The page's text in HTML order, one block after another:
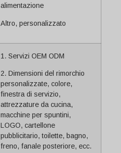
alimentazione
Altro, personalizzato
1. Servizi OEM ODM
2. Dimensioni del rimorchio
personalizzate, colore,
finestra di servizio,
attrezzature da cucina,
macchine per spuntini,
LOGO, cartellone
pubblicitario, toilette, bagno,
freno, fanale posteriore, ecc.